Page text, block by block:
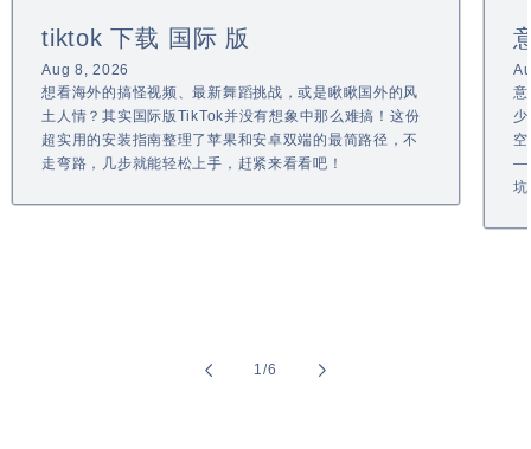
tiktok 下载 国际 版
Aug 8, 2026
想看海外的搞怪视频、最新舞蹈挑战，或是瞅瞅国外的风
土人情？其实国际版TikTok并没有想象中那么难搞！这份
超实用的安装指南整理了苹果和安卓双端的最简路径，不
走弯路，几步就能轻松上手，赶紧来看看吧！
意
坑
1/of
6